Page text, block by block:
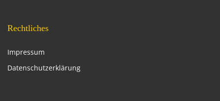
Rechtliches
Impressum
Datenschutzerklärung